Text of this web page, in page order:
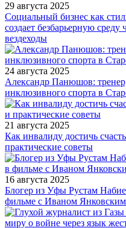
29 августа 2025
Социальный бизнес как
создает безбарьерную
вездеходы
24 августа 2025
Александр Панюшов:
инклюзивного спорта в
21 августа 2025
Как инвалиду достичь
практические советы
16 августа 2025
Блогер из Уфы Рустам
фильме с Иваном Янковским